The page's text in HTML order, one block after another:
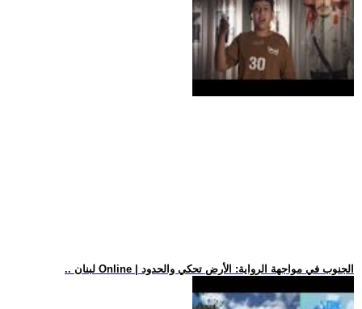
.. لبنان Online | الجنوب في مواجهة الرواية: الأرض تحكي والحدود